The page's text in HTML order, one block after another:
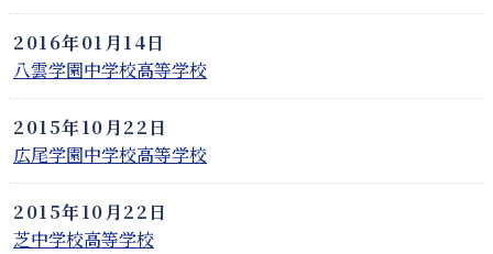
2016年01月14日
八雲学園中学校高等学校
2015年10月22日
広尾学園中学校高等学校
2015年10月22日
芝中学校高等学校